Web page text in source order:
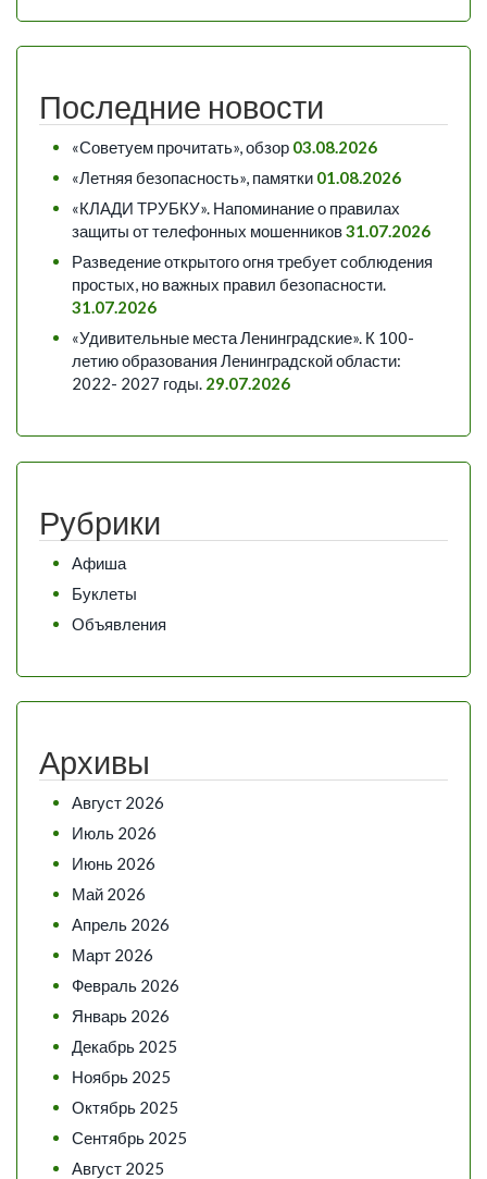
Последние новости
«Советуем прочитать», обзор 03.08.2026
«Летняя безопасность», памятки 01.08.2026
«КЛАДИ ТРУБКУ». Напоминание о правилах
защиты от телефонных мошенников31.07.2026
Разведение открытого огня требует соблюдения
простых, но важных правил безопасности.
31.07.2026
«Удивительные места Ленинградские». К 100-
летию образования Ленинградской области:
2022- 2027 годы. 29.07.2026
Рубрики
Афиша
Буклеты
Объявления
Архивы
Август 2026
Июль 2026
Июнь 2026
Май 2026
Апрель 2026
Март 2026
Февраль 2026
Январь 2026
Декабрь 2025
Ноябрь 2025
Октябрь 2025
Сентябрь 2025
Август 2025